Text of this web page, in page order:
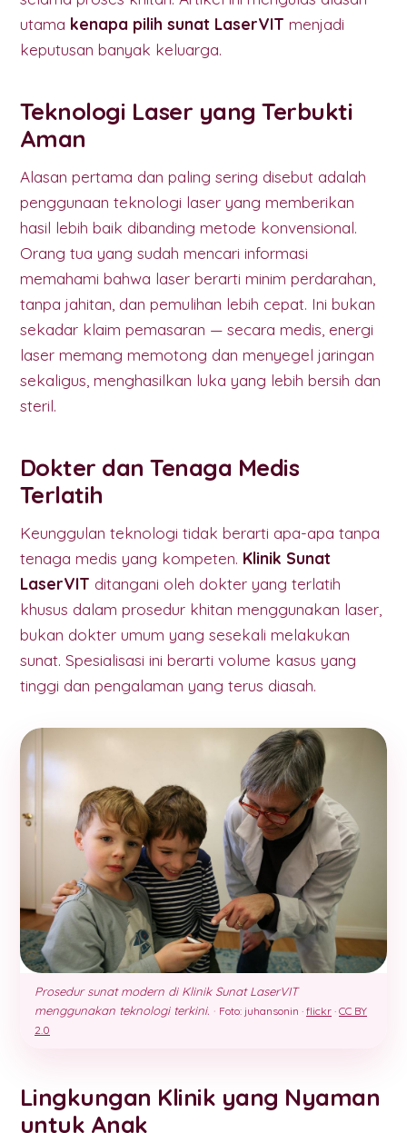
utama kenapa pilih sunat LaserVIT menjadi
keputusan banyak keluarga.
Teknologi Laser yang Terbukti
Aman
Alasan pertama dan paling sering disebut adalah
penggunaan teknologi laser yang memberikan
hasil lebih baik dibanding metode konvensional.
Orang tua yang sudah mencari informasi
memahami bahwa laser berarti minim perdarahan,
tanpa jahitan, dan pemulihan lebih cepat. Ini bukan
sekadar klaim pemasaran — secara medis, energi
laser memang memotong dan menyegel jaringan
sekaligus, menghasilkan luka yang lebih bersih dan
steril.
Dokter dan Tenaga Medis
Terlatih
Keunggulan teknologi tidak berarti apa-apa tanpa
tenaga medis yang kompeten. Klinik Sunat
LaserVIT ditangani oleh dokter yang terlatih
khusus dalam prosedur khitan menggunakan laser,
bukan dokter umum yang sesekali melakukan
sunat. Spesialisasi ini berarti volume kasus yang
tinggi dan pengalaman yang terus diasah.
Prosedur sunat modern di Klinik Sunat LaserVIT
menggunakan teknologi terkini. · Foto: juhansonin · flickr · CC BY
2.0
Lingkungan Klinik yang Nyaman
untuk Anak